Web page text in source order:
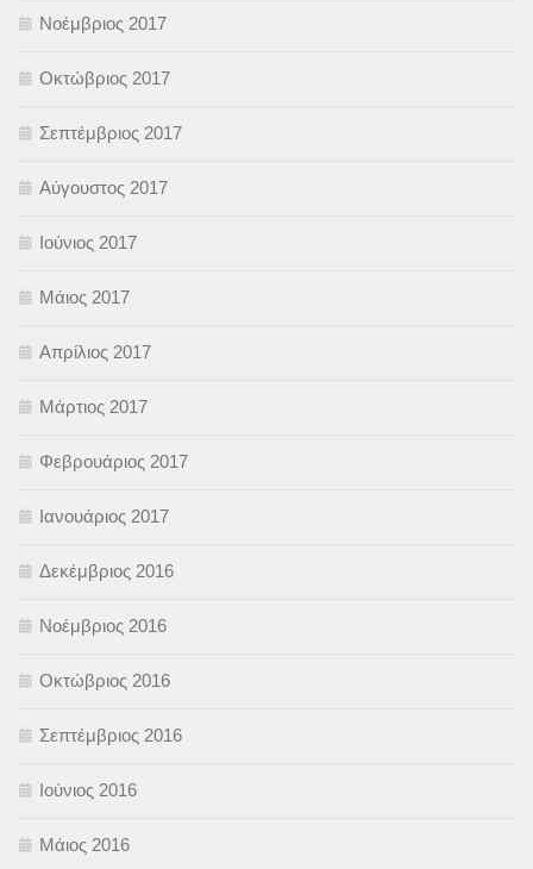
Νοέμβριος 2017
Οκτώβριος 2017
Σεπτέμβριος 2017
Αύγουστος 2017
Ιούνιος 2017
Μάιος 2017
Απρίλιος 2017
Μάρτιος 2017
Φεβρουάριος 2017
Ιανουάριος 2017
Δεκέμβριος 2016
Νοέμβριος 2016
Οκτώβριος 2016
Σεπτέμβριος 2016
Ιούνιος 2016
Μάιος 2016